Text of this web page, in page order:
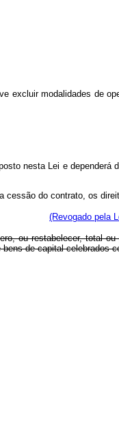
excluir modalidades de
nesta Lei e
do contrato, os
(Revogado pela
ou restabelecer, total
de capital celebrados